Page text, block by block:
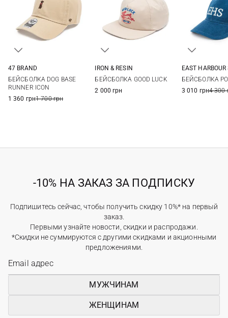
47 BRAND
БЕЙСБОЛКА DOG BASE
RUNNER ICON
1 360 грн1 700 грн
IRON & RESIN
БЕЙСБОЛКА GOOD LUCK
2 000 грн
EAST HARBOUR
БЕЙСБОЛКА
3 010 грн4 300
-10% НА ЗАКАЗ ЗА ПОДПИСКУ
Подпишитесь сейчас, чтобы получить скидку 10%* на первый
заказ.
Первыми узнайте новости, скидки и распродажи.
*Скидки не суммируются с другими скидками и акционными
предложениями.
МУЖЧИНАМ
ЖЕНЩИНАМ